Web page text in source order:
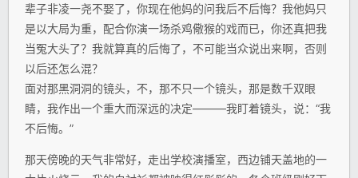
辈子非凌一尧不娶了，你现在他妈的问我后不后悔？我他妈只
是以大局为重，配合你演一场杀鸡儆猴的戏而已，你还真把我
当冤大头了？我就算真的后悔了，不可能当众说出来啊，否则
以后还怎么混？
面对那黑洞洞的镜头，不，那不只一个镜头，那是数千双眼
睛，我作出一个重大而深远的决定———我盯着镜头，说：“我
不后悔。”
那天傍晚的天气非常好，走出学校演播室，西边铺天盖地的一